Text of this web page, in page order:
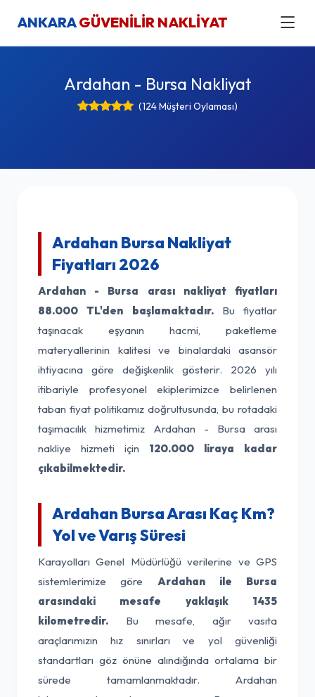
ANKARAGÜVENİLİR NAKLİYAT
Ardahan - Bursa Nakliyat
(124 Müşteri Oylaması)
Ardahan Bursa Nakliyat
Fiyatları 2026
Ardahan - Bursa arası nakliyat fiyatları
88.000 TL'den başlamaktadır.Bu fiyatlar
taşınacak eşyanın hacmi, paketleme
materyallerinin kalitesi ve binalardaki asansör
ihtiyacına göre değişkenlik gösterir. 2026 yılı
itibariyle profesyonel ekiplerimizce belirlenen
taban fiyat politikamız doğrultusunda, bu rotadaki
taşımacılık hizmetimiz Ardahan - Bursa arası
nakliye hizmeti için 120.000 liraya kadar
çıkabilmektedir.
Ardahan Bursa Arası Kaç Km?
Yol ve Varış Süresi
Karayolları Genel Müdürlüğü verilerine ve GPS
sistemlerimize göre Ardahan ile Bursa
arasındaki mesafe yaklaşık 1435
kilometredir. Bu mesafe, ağır vasıta
araçlarımızın hız sınırları ve yol güvenliği
standartları göz önüne alındığında ortalama bir
sürede tamamlanmaktadır. Ardahan